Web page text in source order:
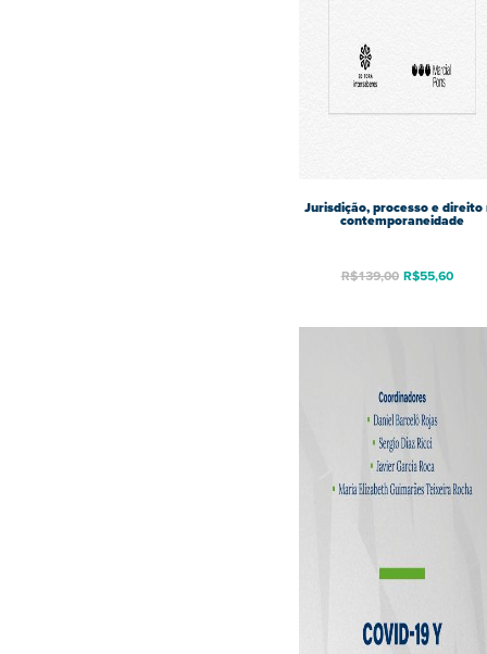
Jurisdição, processo e direito
contemporaneidade
R$139,00 R$55,60